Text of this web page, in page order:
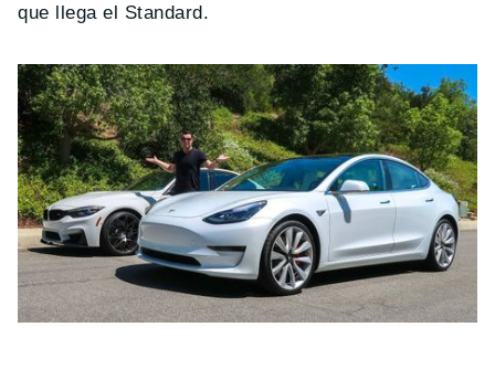
que llega el Standard.